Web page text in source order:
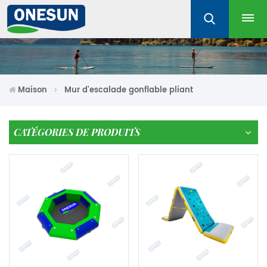
Maison Mur d'escalade gonflable pliant
CATÉGORIES DE PRODUITS